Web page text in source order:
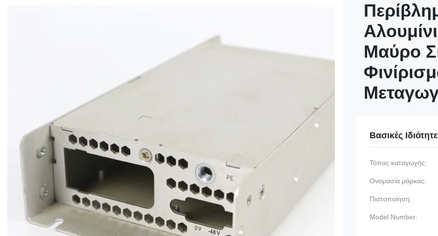
Μαύρο
Βασικές
Τόπος καταγωγής:
Ονομασία μάρκας:
Πιστοποίηση:
Model Number: